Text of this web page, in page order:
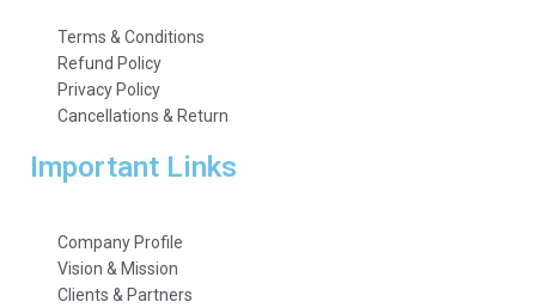
Terms & Conditions
Refund Policy
Privacy Policy
Cancellations & Return
Important Links
Company Profile
Vision & Mission
Clients & Partners